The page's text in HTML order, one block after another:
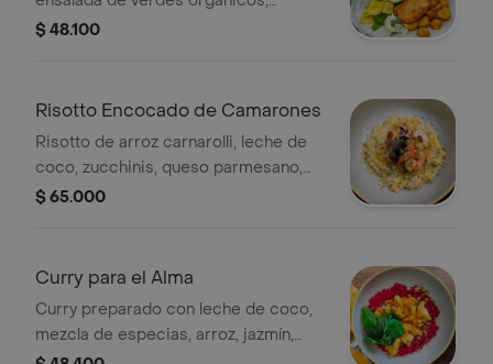
zucchinis horneados, crema de
$ 48.100
Risotto Encocado de Camarones
Risotto de arroz carnarolli, leche de
coco, zucchinis, queso parmesano,
camarones, langostinos salteados en
$ 65.000
Curry para el Alma
Curry preparado con leche de coco,
mezcla de especias, arroz, jazmín,